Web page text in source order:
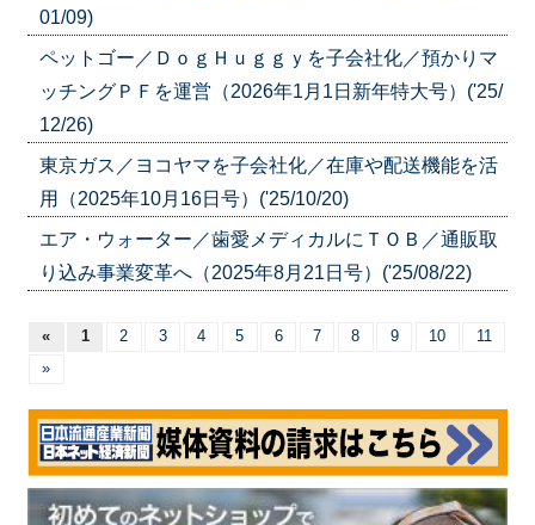
01/09)
ペットゴー／ＤｏｇＨｕｇｇｙを子会社化／預かりマ
ッチングＰＦを運営（2026年1月1日新年特大号）('25/
12/26)
東京ガス／ヨコヤマを子会社化／在庫や配送機能を活
用（2025年10月16日号）('25/10/20)
エア・ウォーター／歯愛メディカルにＴＯＢ／通販取
り込み事業変革へ（2025年8月21日号）('25/08/22)
« 1 2 3 4 5 6 7 8 9 10
11
»